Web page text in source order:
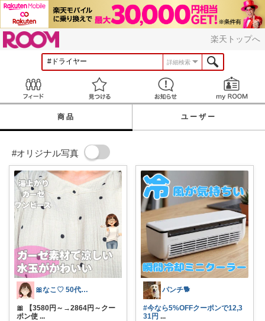
楽天トップへ
詳細検索
見つける お知らせ
商品 ユーザー
#オリジナル写真
🎀なこ♡︎ 50代主婦の"買って正解"
🎀 【3580円～→2864円～クー
ポン使 ...
パンチ🐕
#今なら5%OFFクーポンで12,3
31円 ...